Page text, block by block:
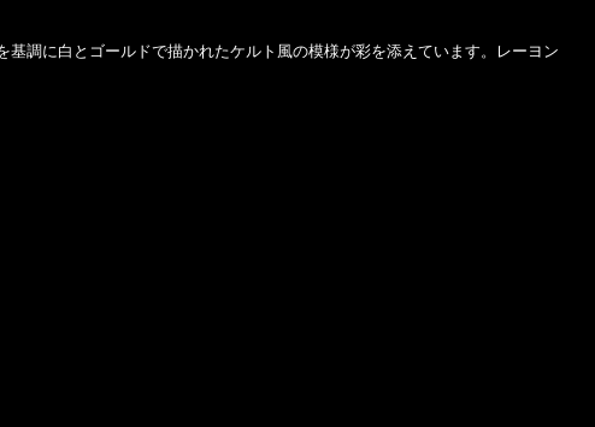
調に白とゴールドで描かれたケルト風の模様が彩を添えています。レーヨン